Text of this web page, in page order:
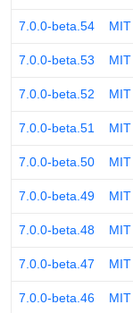
7.0.0-beta.54 MIT
7.0.0-beta.53 MIT
7.0.0-beta.52 MIT
7.0.0-beta.51 MIT
7.0.0-beta.50 MIT
7.0.0-beta.49 MIT
7.0.0-beta.48 MIT
7.0.0-beta.47 MIT
7.0.0-beta.46 MIT